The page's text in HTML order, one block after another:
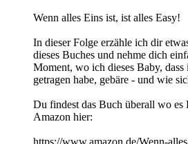
Wenn alles Eins ist, ist alles Easy!
In dieser Folge erzähle ich dir
dieses Buches und nehme dich
Moment, wo ich dieses Baby,
getragen habe, gebäre - und wie
Du findest das Buch überall wo es
Amazon hier: